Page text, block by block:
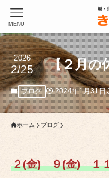
MENU
【２月の
2026
2/25
ブログ 2024年1月31日
ホーム ブログ
２(金) ９(金) １